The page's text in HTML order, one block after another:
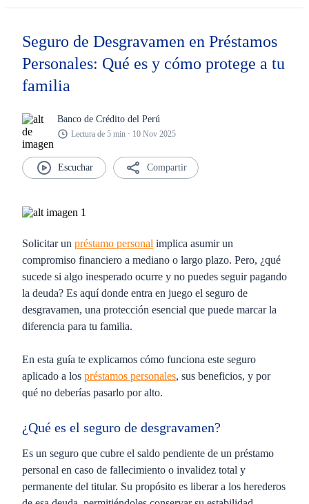
Seguro de Desgravamen en Préstamos
Personales: Qué es y cómo protege a tu
familia
Banco de Crédito del Perú
Lectura de 5 min · 10 Nov 2025
Compartir
Solicitar un préstamo personal implica asumir un
compromiso financiero a mediano o largo plazo. Pero, ¿qué
sucede si algo inesperado ocurre y no puedes seguir pagando
la deuda? Es aquí donde entra en juego el seguro de
desgravamen, una protección esencial que puede marcar la
diferencia para tu familia.
En esta guía te explicamos cómo funciona este seguro
aplicado a los préstamos personales, sus beneficios, y por
qué no deberías pasarlo por alto.
¿Qué es el seguro de desgravamen?
Es un seguro que cubre el saldo pendiente de un préstamo
personal en caso de fallecimiento o invalidez total y
permanente del titular. Su propósito es liberar a los herederos